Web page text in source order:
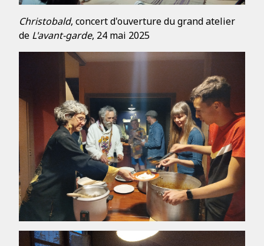
Christobald, concert d'ouverture du grand atelier
de L'avant-garde, 24 mai 2025